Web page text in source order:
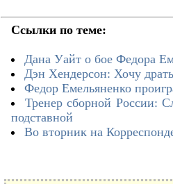
Ссылки по теме:
Дана Уайт о бое Федора
Дэн Хендерсон: Хочу
Федор Емельяненко
Тренер сборной России:
подставной
Во вторник на